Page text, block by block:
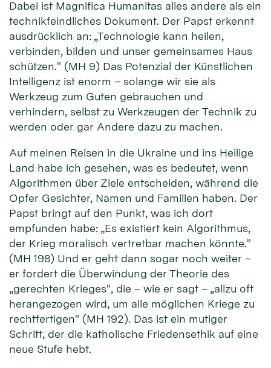
Dabei ist Magnifica Humanitas alles andere als ein
technikfeindliches Dokument. Der Papst erkennt
ausdrücklich an: „Technologie kann heilen,
verbinden, bilden und unser gemeinsames Haus
schützen." (MH 9) Das Potenzial der Künstlichen
Intelligenz ist enorm – solange wir sie als
Werkzeug zum Guten gebrauchen und
verhindern, selbst zu Werkzeugen der Technik zu
werden oder gar Andere dazu zu machen.
Auf meinen Reisen in die Ukraine und ins Heilige
Land habe ich gesehen, was es bedeutet, wenn
Algorithmen über Ziele entscheiden, während die
Opfer Gesichter, Namen und Familien haben. Der
Papst bringt auf den Punkt, was ich dort
empfunden habe: „Es existiert kein Algorithmus,
der Krieg moralisch vertretbar machen könnte."
(MH 198) Und er geht dann sogar noch weiter –
er fordert die Überwindung der Theorie des
„gerechten Krieges", die – wie er sagt – „allzu oft
herangezogen wird, um alle möglichen Kriege zu
rechtfertigen" (MH 192). Das ist ein mutiger
Schritt, der die katholische Friedensethik auf eine
neue Stufe hebt.